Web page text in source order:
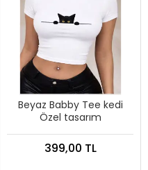
Beyaz Babby Tee kedi
Özel tasarım
399,00 TL